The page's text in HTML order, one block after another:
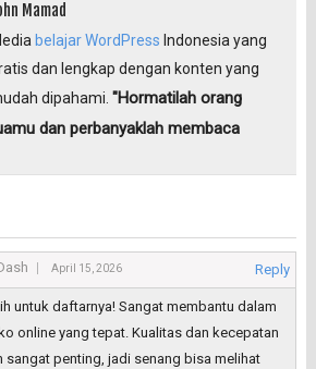
Mamad
belajar WordPress Indonesia yang
dan lengkap dengan konten yang
dipahami."Hormatilah orang
dan perbanyaklah membaca
April 15, 2026 Reply
untuk daftarnya! Sangat membantu dalam
online yang tepat. Kualitas dan kecepatan
sangat penting, jadi senang bisa melihat